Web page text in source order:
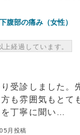
下腹部の痛み（女性）
上経過しています。
受診しました。
も雰囲気もとて
丁寧に聞い…
月投稿